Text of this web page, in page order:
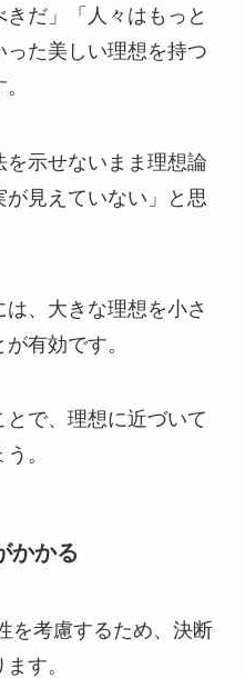
きだ」「人々はもっと
た美しい理想を持つ
を示せないまま理想論
見えていない」と思
、大きな理想を小さ
有効です。
で、理想に近づいて
。
かかる
を考慮するため、決断
す。